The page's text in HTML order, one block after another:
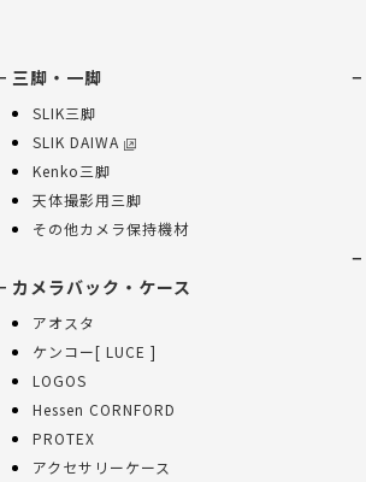
三脚・一脚
SLIK三脚
SLIK DAIWA
Kenko三脚
天体撮影用三脚
その他カメラ保持機材
カメラバック・ケース
アオスタ
ケンコー[ LUCE ]
LOGOS
Hessen CORNFORD
PROTEX
アクセサリーケース